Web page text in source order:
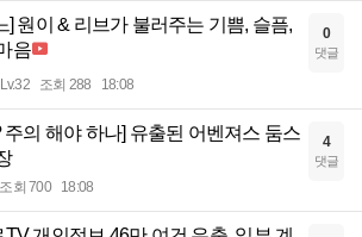
] 원이 & 리브가 불러주는 기쁨, 슬픔,
음
Lv.32 조회 288 18:08
0
댓글
주의 해야 하나] 유출된 어벤져스 둠스
조회 700 18:08
4
댓글